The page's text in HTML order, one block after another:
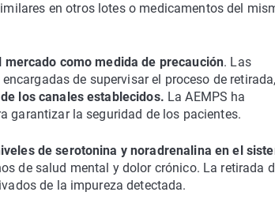
en otros lotes o medicamentos del
como medida de precaución. Las
de supervisar el proceso de retirada,
los canales establecidos. La AEMPS ha
garantizar la seguridad de los pacientes.
de serotonina y noradrenalina en el
de salud mental y dolor crónico. La retirada
de la impureza detectada.